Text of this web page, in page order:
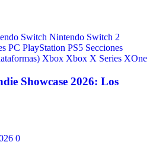
Switch Nintendo Switch 2
PC PlayStation PS5 Secciones
Xbox Xbox X Series XOne
Showcase 2026: Los
0